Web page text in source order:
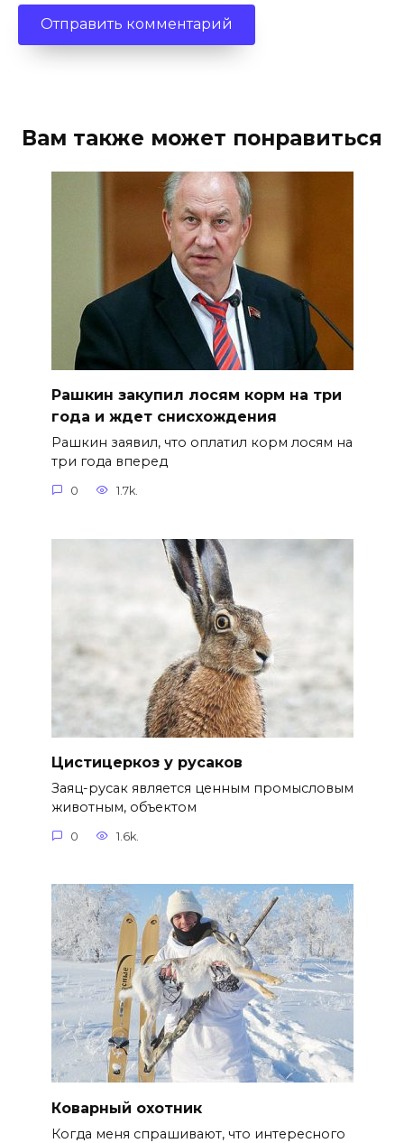
Вам также может понравиться
Рашкин закупил лосям корм на три
года и ждет снисхождения
Рашкин заявил, что оплатил корм лосям на
три года вперед
0 1.7k.
Цистицеркоз у русаков
Заяц-русак является ценным промысловым
животным, объектом
0 1.6k.
Коварный охотник
Когда меня спрашивают, что интересного